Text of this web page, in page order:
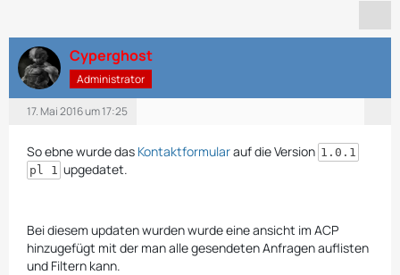
Cyperghost
Administrator
17. Mai 2016 um 17:25
So ebne wurde das Kontaktformularauf die Version 1.0.1
pl 1 upgedatet.
Bei diesem updaten wurden wurde eine ansicht im ACP
hinzugefügt mit der man alle gesendeten Anfragen auflisten
und Filtern kann.